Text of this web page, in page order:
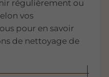
régulièrement ou
vos
pour en savoir
de nettoyage de